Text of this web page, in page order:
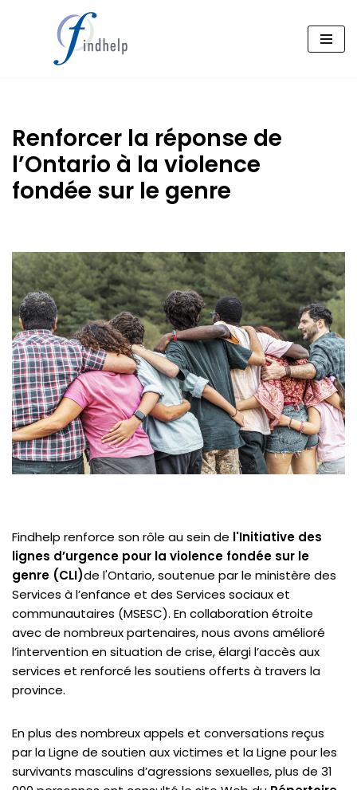
Renforcer la réponse de
l’Ontario à la violence
fondée sur le genre
Findhelp renforce son rôle au sein de l'Initiative des
lignes d’urgence pour la violence fondée sur le
genre (CLI)de l'Ontario, soutenue par le ministère des
Services à l’enfance et des Services sociaux et
communautaires (MSESC). En collaboration étroite
avec de nombreux partenaires, nous avons amélioré
l’intervention en situation de crise, élargi l’accès aux
services et renforcé les soutiens offerts à travers la
province.
En plus des nombreux appels et conversations reçus
par la Ligne de soutien aux victimes et la Ligne pour les
survivants masculins d’agressions sexuelles, plus de 31